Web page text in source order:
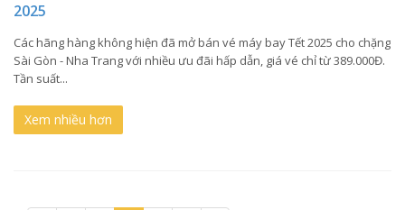
2025
Các hãng hàng không hiện đã mở bán vé máy bay Tết 2025 cho chặng
Sài Gòn - Nha Trang với nhiều ưu đãi hấp dẫn, giá vé chỉ từ 389.000Đ.
Tần suất...
Xem nhiều hơn